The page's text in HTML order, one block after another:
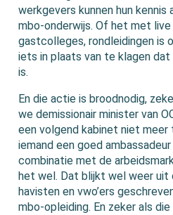
werkgevers kunnen hun
mbo-onderwijs. Of het met
gastcolleges, rondleidingen is
iets in plaats van te klagen
is.
En die actie is broodnodig,
we demissionair minister van
een volgend kabinet niet meer
iemand een goed
combinatie met de
het wel. Dat blijkt wel weer uit
havisten en vwo’ers
mbo-opleiding. En zeker als